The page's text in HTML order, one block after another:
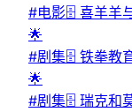
1988十周年MT
#电影🗄 喜羊羊
陆”的紧急求救
羊羊与灰太狼
影10‎ #喜剧 #动
🌟
#剧集🗄 铁拳教
校园，校园霸凌
病，用爽感满
🌟
#剧集🗄 瑞克和